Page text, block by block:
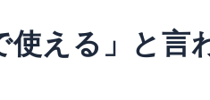
使える」と言